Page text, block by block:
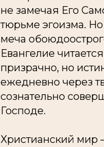
не замечая Его
тюрьме эгоизма.
меча
Евангелие
призрачно, но
ежедневно через
сознательно
Господе.
Христианский мир